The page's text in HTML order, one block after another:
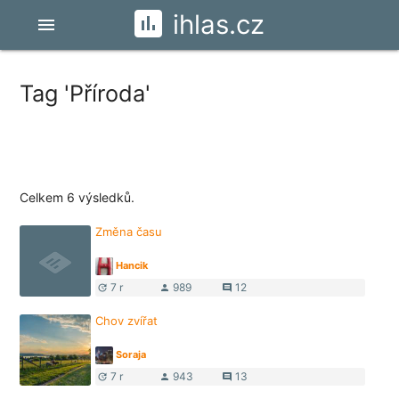
ihlas.cz
menu
Tag 'Příroda'
Celkem 6 výsledků.
Změna času
Hancik
update 7 r person 989 comment 12
Chov zvířat
Soraja
update 7 r person 943 comment 13